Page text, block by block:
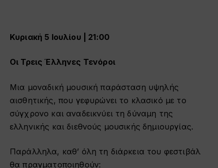
Κυριακή 5 Ιουλίου | 21:00
Οι Τρεις Έλληνες Τενόροι
Μια μοναδική μουσική παράσταση υψηλής
αισθητικής, που γεφυρώνει το κλασικό με το
σύγχρονο και αναδεικνύει τη δύναμη της
ελληνικής και διεθνούς μουσικής δημιουργίας.
Παράλληλα, καθ’ όλη τη διάρκεια του φεστιβάλ
θα πραγματοποιηθούν: